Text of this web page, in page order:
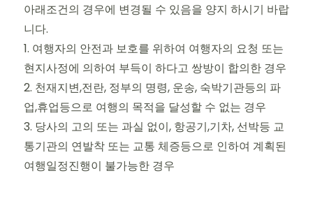
아래조건의 경우에 변경될 수 있음을 양지 하시기 바랍
니다.
1. 여행자의 안전과 보호를 위하여 여행자의 요청 또는
현지사정에 의하여 부득이 하다고 쌍방이 합의한 경우
2. 천재지변,전란, 정부의 명령, 운송, 숙박기관등의 파
업,휴업등으로 여행의 목적을 달성할 수 없는 경우
3. 당사의 고의 또는 과실 없이, 항공기,기차, 선박등 교
통기관의 연발착 또는 교통 체증등으로 인하여 계획된
여행일정진행이 불가능한 경우